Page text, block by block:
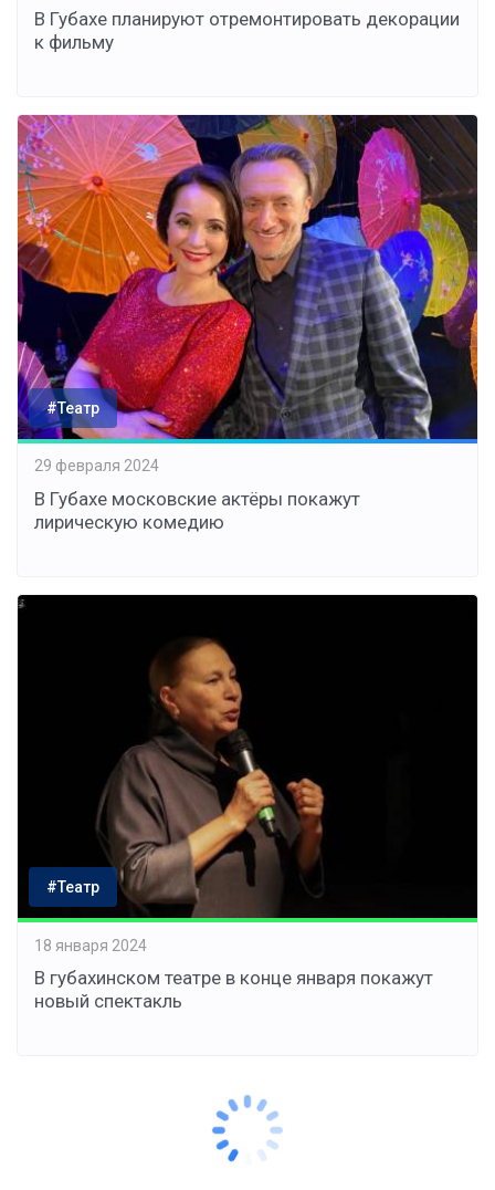
В Губахе планируют отремонтировать декорации
к фильму
#Театр
29 февраля 2024
В Губахе московские актёры покажут
лирическую комедию
#Театр
18 января 2024
В губахинском театре в конце января покажут
новый спектакль